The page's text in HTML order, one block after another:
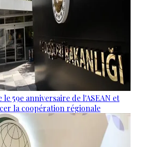
59e anniversaire de l'ASEAN et
la coopération régionale